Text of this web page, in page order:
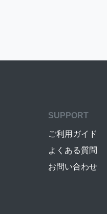
SUPPORT
ご利用ガイド
よくある質問
お問い合わせ